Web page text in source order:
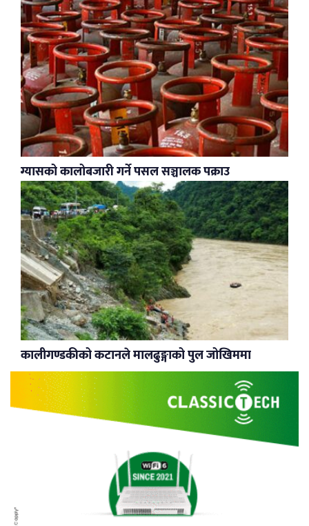
ग्यासको कालोबजारी गर्ने पसल सञ्चालक पक्राउ
कालीगण्डकीको कटानले मालढुङ्गाको पुल जोखिममा